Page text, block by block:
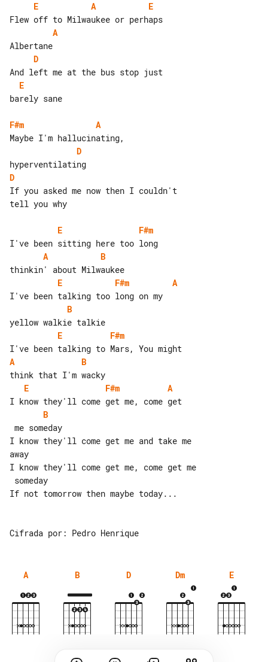
E A
E
A
D
E
barely sane
F#m
A
D
D
If you asked me now then I couldn't
tell you why
E
F#m
A
B
E
F#m
A
B
E
F#m
A
B
E
F#m
A
B
I know they'll come get me and take me
away
I know they'll come get me, come get me
If not tomorrow then maybe today...
A B D Dm E